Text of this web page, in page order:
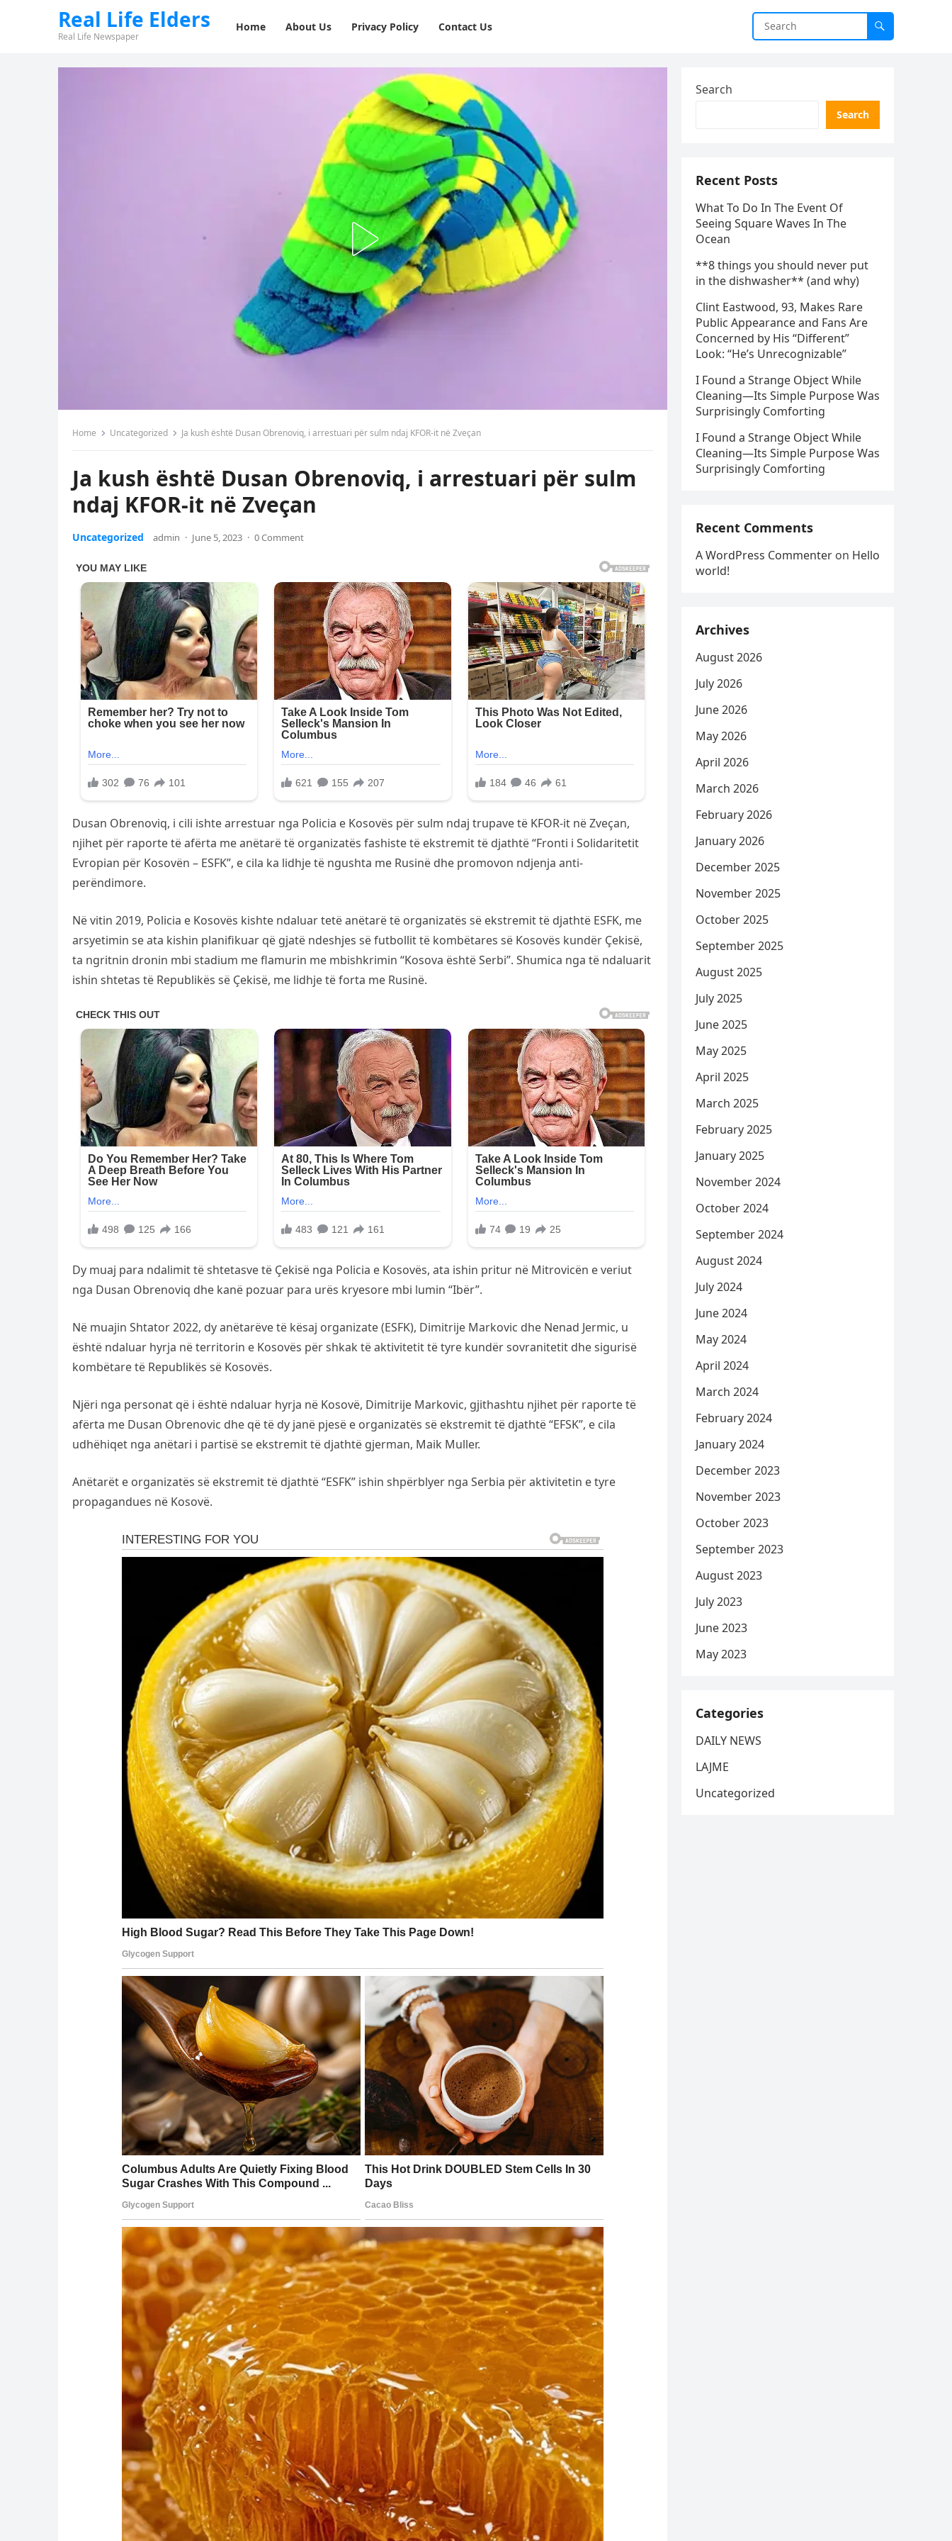
Real Life Elders
Real Life Newspaper
Home About Us Privacy Policy ⁠Contact Us
Home Uncategorized Ja kush është Dusan Obrenoviq, i arrestuari për sulm ndaj KFOR-it në Zveçan
Ja kush është Dusan Obrenoviq, i arrestuari për sulm
ndaj KFOR-it në Zveçan
Uncategorized admin · June 5, 2023 · 0 Comment
Dusan Obrenoviq, i cili ishte arrestuar nga Policia e Kosovës për sulm ndaj trupave të KFOR-it në Zveçan,
njihet për raporte të afërta me anëtarë të organizatës fashiste të ekstremit të djathtë “Fronti i Solidaritetit
Evropian për Kosovën – ESFK”, e cila ka lidhje të ngushta me Rusinë dhe promovon ndjenja anti-
perëndimore.
Në vitin 2019, Policia e Kosovës kishte ndaluar tetë anëtarë të organizatës së ekstremit të djathtë ESFK, me
arsyetimin se ata kishin planifikuar që gjatë ndeshjes së futbollit të kombëtares së Kosovës kundër Çekisë,
ta ngritnin dronin mbi stadium me flamurin me mbishkrimin “Kosova është Serbi”. Shumica nga të ndaluarit
ishin shtetas të Republikës së Çekisë, me lidhje të forta me Rusinë.
Dy muaj para ndalimit të shtetasve të Çekisë nga Policia e Kosovës, ata ishin pritur në Mitrovicën e veriut
nga Dusan Obrenoviq dhe kanë pozuar para urës kryesore mbi lumin “Ibër”.
Në muajin Shtator 2022, dy anëtarëve të kësaj organizate (ESFK), Dimitrije Markovic dhe Nenad Jermic, u
është ndaluar hyrja në territorin e Kosovës për shkak të aktivitetit të tyre kundër sovranitetit dhe sigurisë
kombëtare të Republikës së Kosovës.
Njëri nga personat që i është ndaluar hyrja në Kosovë, Dimitrije Markovic, gjithashtu njihet për raporte të
afërta me Dusan Obrenovic dhe që të dy janë pjesë e organizatës së ekstremit të djathtë “EFSK”, e cila
udhëhiqet nga anëtari i partisë se ekstremit të djathtë gjerman, Maik Muller.
Anëtarët e organizatës së ekstremit të djathtë “ESFK” ishin shpërblyer nga Serbia për aktivitetin e tyre
propagandues në Kosovë.
Search
Search
Recent Posts
What To Do In The Event Of
Seeing Square Waves In The
Ocean
**8 things you should never put
in the dishwasher** (and why)
Clint Eastwood, 93, Makes Rare
Public Appearance and Fans Are
Concerned by His “Different”
Look: “He’s Unrecognizable”
I Found a Strange Object While
Cleaning—Its Simple Purpose Was
Surprisingly Comforting
I Found a Strange Object While
Cleaning—Its Simple Purpose Was
Surprisingly Comforting
Recent Comments
A WordPress Commenter on Hello
world!
Archives
August 2026
July 2026
June 2026
May 2026
April 2026
March 2026
February 2026
January 2026
December 2025
November 2025
October 2025
September 2025
August 2025
July 2025
June 2025
May 2025
April 2025
March 2025
February 2025
January 2025
November 2024
October 2024
September 2024
August 2024
July 2024
June 2024
May 2024
April 2024
March 2024
February 2024
January 2024
December 2023
November 2023
October 2023
September 2023
August 2023
July 2023
June 2023
May 2023
Categories
DAILY NEWS
LAJME
Uncategorized